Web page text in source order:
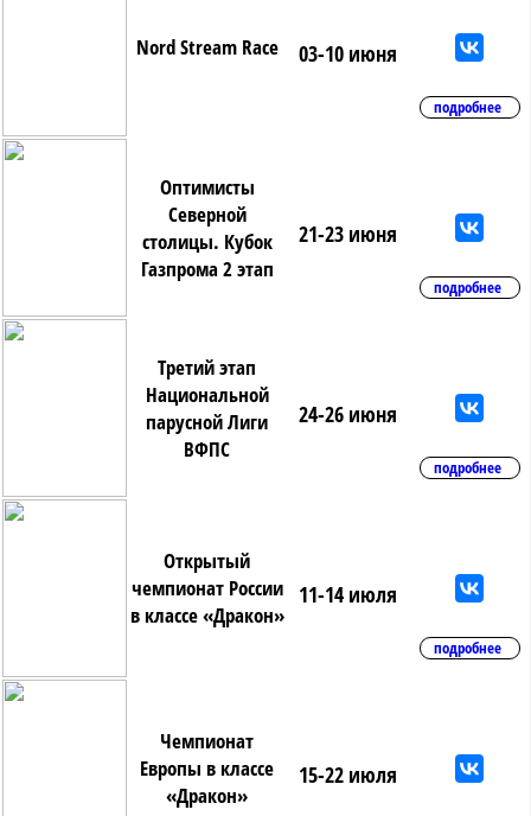
Nord Stream Race 03-10 июня
подробнее
Оптимисты
Северной
столицы. Кубок
Газпрома 2 этап
21-23 июня
подробнее
Третий этап
Национальной
парусной Лиги
ВФПС
24-26 июня
подробнее
Открытый
чемпионат России
в классе «Дракон»
11-14 июля
подробнее
Чемпионат
Европы в классе
«Дракон»
15-22 июля